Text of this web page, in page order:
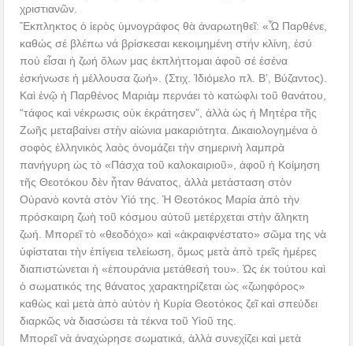
χριστιανῶν.
Ἔκπληκτος ὁ ἱερὸς ὑμνογράφος θὰ ἀναρωτηθεῖ: «Ὧ Παρθένε,
καθώς σέ βλέπω νά βρίσκεσαι κεκοιμημένη στήν κλίνη, ἐσύ
πού εἶσαι ἡ ζωή ὅλων μας ἐκπλήττομαι ἀφοῦ σέ ἐσένα
ἐσκήνωσε ἡ μέλλουσα ζωή». (Στιχ. Ἰδιόμελο πλ. Β’, Βύζαντος).
Καὶ ἐνῷ ἡ Παρθένος Μαριὰμ περνάει τὸ κατώφλι τοῦ θανάτου,
“τάφος καὶ νέκρωσις οὐκ ἐκράτησεν”, ἀλλὰ ὡς ἡ Μητέρα τῆς
Ζωῆς μεταβαίνει στὴν αἰώνια μακαριότητα. Δικαιολογημένα ὁ
σοφὸς ἑλληνικὸς λαὸς ὀνομάζει τὴν σημερινὴ λαμπρὰ
πανήγυρη ὡς τὸ «Πάσχα τοῦ καλοκαιριοῦ», ἀφοῦ ἡ Κοίμηση
τῆς Θεοτόκου δὲν ἦταν θάνατος, ἀλλὰ μετάσταση στὸν
Οὐρανὸ κοντὰ στὸν Υἱό της. Ἡ Θεοτόκος Μαρία ἀπὸ τὴν
πρόσκαιρη ζωὴ τοῦ κόσμου αὐτοῦ μετέρχεται στὴν ἄληκτη
ζωή. Μπορεῖ τὸ «θεοδόχο» καὶ «ἀκραιφνέστατο» σῶμα της νὰ
ὑφίσταται τὴν ἐπίγεια τελείωση, ὅμως μετὰ ἀπὸ τρεῖς ἡμέρες
διαπιστώνεται ἡ «ἐπουράνια μετάθεσή του». Ὡς ἐκ τούτου καὶ
ὁ σωματικός της θάνατος χαρακτηρίζεται ὡς «ζωηφόρος»
καθὼς καὶ μετὰ ἀπὸ αὐτὸν ἡ Κυρία Θεοτόκος ζεῖ καὶ σπεύδει
διαρκῶς νὰ διασώσει τὰ τέκνα τοῦ Υἱοῦ της.
Μπορεῖ νὰ ἀναχώρησε σωματικά, ἀλλὰ συνεχίζει καὶ μετὰ